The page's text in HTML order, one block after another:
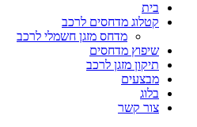
בית
קטלוג מדחסים לרכב
מדחס מזגן חשמלי לרכב
שיפוץ מדחסים
תיקון מזגן לרכב
מבצעים
בלוג
צור קשר